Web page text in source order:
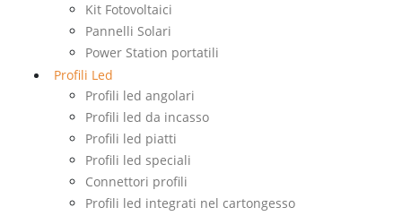
Kit Fotovoltaici
Pannelli Solari
Power Station portatili
Profili Led
Profili led angolari
Profili led da incasso
Profili led piatti
Profili led speciali
Connettori profili
Profili led integrati nel cartongesso